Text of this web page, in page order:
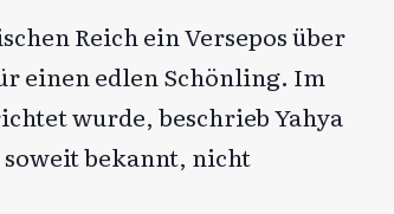
Reich ein Versepos über
einen edlen Schönling. Im
wurde, beschrieb Yahya
bekannt, nicht